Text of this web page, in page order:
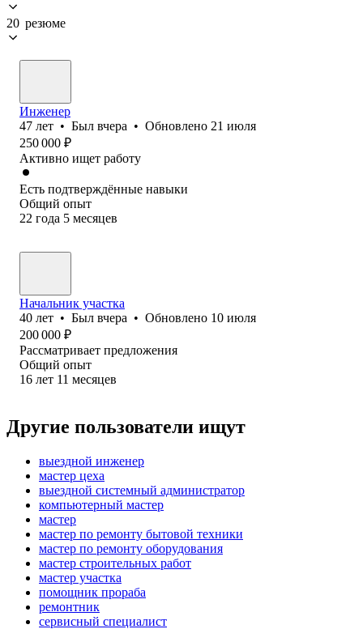
20 резюме
Инженер
47 лет • Был вчера • Обновлено 21 июля
250 000 ₽
Активно ищет работу
Есть подтверждённые навыки
Общий опыт
22 года 5 месяцев
Начальник участка
40 лет • Был вчера • Обновлено 10 июля
200 000 ₽
Рассматривает предложения
Общий опыт
16 лет 11 месяцев
Другие пользователи ищут
выездной инженер
мастер цеха
выездной системный администратор
компьютерный мастер
мастер
мастер по ремонту бытовой техники
мастер по ремонту оборудования
мастер строительных работ
мастер участка
помощник прораба
ремонтник
сервисный специалист